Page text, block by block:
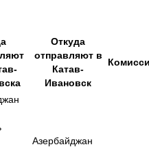
Откуда
отправляют в
Катав-
Ивановск
Азербайджан